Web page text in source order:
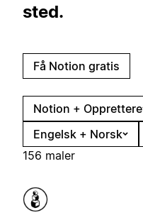
sted.
Få Notion gratis
Notion + Opprettere
Engelsk + Norsk
156 maler